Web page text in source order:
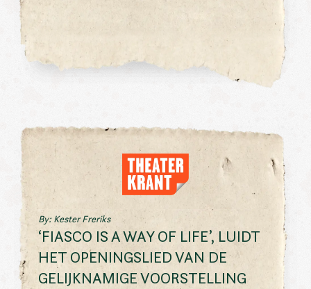
By: Kester Freriks
‘FIASCO IS A WAY OF LIFE’, LUIDT
HET OPENINGSLIED VAN DE
GELIJKNAMIGE VOORSTELLING